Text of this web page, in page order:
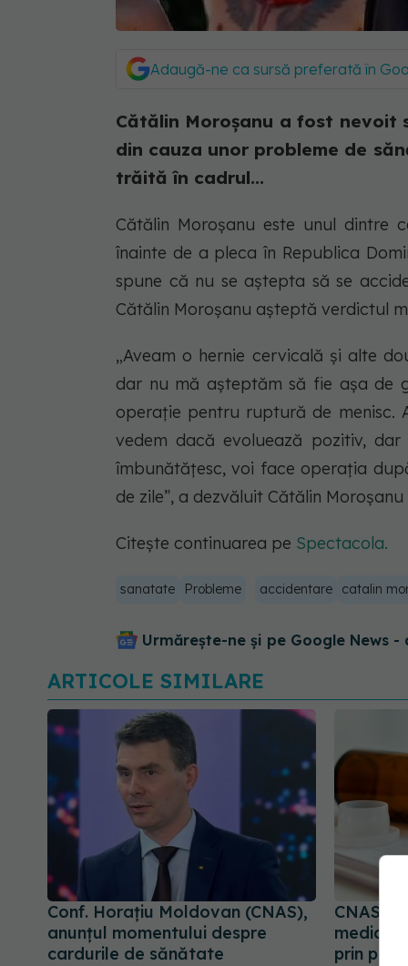
Adaugă-ne ca sursă preferată în
Cătălin Moroșanu a fost nevoit
din cauza unor probleme de
trăită în cadrul...
Cătălin Moroșanu este unul dintre
înainte de a pleca în Republica
spune că nu se aștepta să se
Cătălin Moroșanu așteptă verdictul
„Aveam o hernie cervicală și alte
dar nu mă așteptăm să fie așa de
operație pentru ruptură de menisc.
vedem dacă evoluează pozitiv,
îmbunătățesc, voi face operația
de zile”, a dezvăluit Cătălin
Citește continuarea pe Spectacola.
sanatate Probleme accidentare catalin
Urmărește-ne și pe Google News -
ARTICOLE SIMILARE
Conf. Horațiu Moldovan (CNAS),
anunțul momentului despre
cardurile de sănătate
CNAS
prin